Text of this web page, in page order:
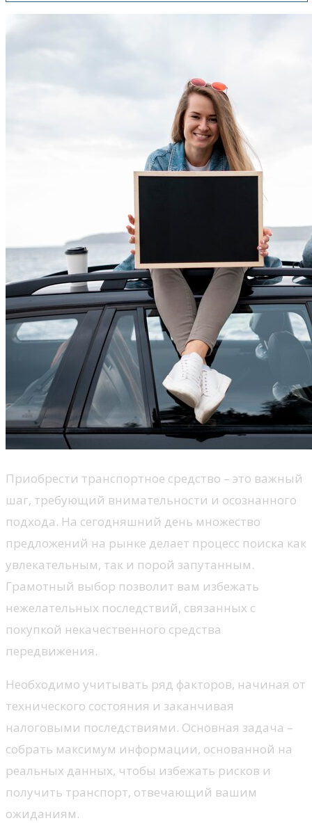
Приобрести транспортное средство – это важный
шаг, требующий внимательности и осознанного
подхода. На сегодняшний день множество
предложений на рынке делает процесс поиска как
увлекательным, так и порой запутанным.
Грамотный выбор позволит вам избежать
нежелательных последствий, связанных с
покупкой некачественного средства
передвижения.
Необходимо учитывать ряд факторов, начиная от
технического состояния и заканчивая
налоговыми последствиями. Основная задача –
собрать максимум информации, основанной на
реальных данных, чтобы избежать рисков и
получить транспорт, отвечающий вашим
ожиданиям.